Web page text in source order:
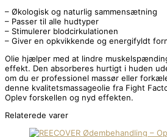
– Økologisk og naturlig sammensætning
– Passer til alle hudtyper
– Stimulerer blodcirkulationen
– Giver en opkvikkende og energifyldt
Olie hjælper med at lindre
effekt. Den absorberes hurtigt i huden
om du er professionel massør eller
denne kvalitetsmassageolie fra Fight
Oplev forskellen og nyd effekten.
Relaterede varer